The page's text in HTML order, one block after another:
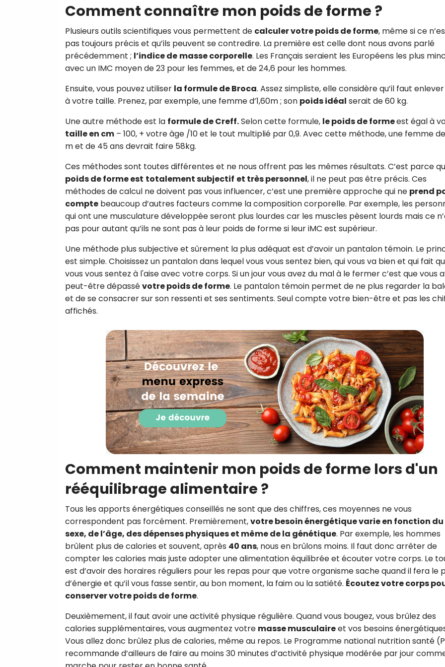
Comment connaître mon poids de forme ?
Plusieurs outils scientifiques vous permettent de calculer votre poids de forme, même si ce
pas toujours précis et qu’ils peuvent se contredire. La première est celle dont nous avons parlé
précédemment ; l’indice de masse corporelle. Les Français seraient les Européens les plus
avec un IMC moyen de 23 pour les femmes, et de 24,6 pour les hommes.
Ensuite, vous pouvez utiliser la formule de Broca. Assez simpliste, elle considère qu’il faut enlever
à votre taille. Prenez, par exemple, une femme d’1,60m ; son poids idéal serait de 60 kg.
Une autre méthode est la formule de Creff.Selon cette formule, le poids de formeest égal à
taille en cm – 100, + votre âge /10 et le tout multiplié par 0,9. Avec cette méthode, une femme de
m et de 45 ans devrait faire 58kg.
Ces méthodes sont toutes différentes et ne nous offrent pas les mêmes résultats. C’est parce
poids de forme est totalement subjectif et très personnel, il ne peut pas être précis. Ces
méthodes de calcul ne doivent pas vous influencer, c’est une première approche qui ne prend
compte beaucoup d’autres facteurs comme la composition corporelle. Par exemple, les
qui ont une musculature développée seront plus lourdes car les muscles pèsent lourds mais ce
pas pour autant qu’ils ne sont pas à leur poids de forme si leur iMC est supérieur.
Une méthode plus subjective et sûrement la plus adéquat est d’avoir un pantalon témoin. Le
est simple. Choisissez un pantalon dans lequel vous vous sentez bien, qui vous va bien et qui fait
vous vous sentez à l'aise avec votre corps. Si un jour vous avez du mal à le fermer c’est que vous
peut-être dépassévotre poids de forme. Le pantalon témoin permet de ne plus regarder la
et de se consacrer sur son ressenti et ses sentiments. Seul compte votre bien-être et pas les
affichés.
Comment maintenir mon poids de forme lors d'un
rééquilibrage alimentaire ?
Tous les apports énergétiques conseillés ne sont que des chiffres, ces moyennes ne vous
correspondent pas forcément. Premièrement,votre besoin énergétique varie en fonction du
sexe, de l’âge, des dépenses physiques et même de la génétique. Par exemple, les hommes
brûlent plus de calories et souvent, après 40 ans, nous en brûlons moins. Il faut donc arrêter de
compter les calories mais juste adopter une alimentation équilibrée et écouter votre corps. Le
est d’avoir des horaires réguliers pour les repas pour que votre organisme sache quand il fera le
d’énergie et qu’il vous fasse sentir, au bon moment, la faim ou la satiété. Écoutez votre corps
conserver votre poids de forme.
Deuxièmement, il faut avoir une activité physique régulière. Quand vous bougez, vous brûlez des
calories supplémentaires, vous augmentez votre masse musculaireet vos besoins
Vous allez donc brûlez plus de calories, même au repos. Le Programme national nutrition santé
recommande d’ailleurs de faire au moins 30 minutes d’activité physique modérée par jour